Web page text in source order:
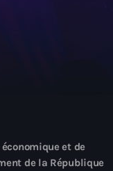
et de
de la République